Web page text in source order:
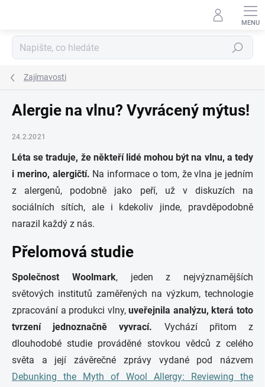
Hledat
Zajímavosti
Alergie na vlnu? Vyvrácený mýtus!
24.2.2021
Léta se traduje, že někteří lidé mohou být na vlnu, a tedy
i merino, alergičtí. Na informace o tom, že vlna je jedním
z alergenů, podobně jako peří, už v diskuzích na
sociálních sítích, ale i kdekoliv jinde, pravděpodobně
narazil každý z nás.
Přelomová studie
Společnost Woolmark, jeden z nejvýznamějších
světových institutů zaměřených na výzkum, technologie
zpracování a produkci vlny,uveřejnila analýzu, která toto
tvrzení jednoznačně vyvrací. Vychází přitom z
dlouhodobé studie prováděné stovkou vědců z celého
světa a její závěrečné zprávy vydané pod názvem
Debunking the Myth of Wool Allergy: Reviewing the